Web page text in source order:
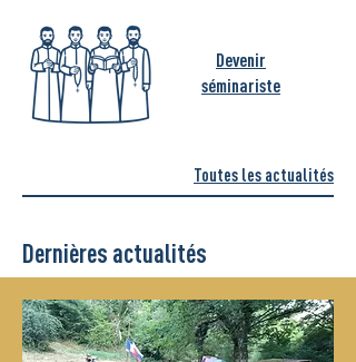
Devenir
séminariste
Toutes les actualités
Dernières actualités